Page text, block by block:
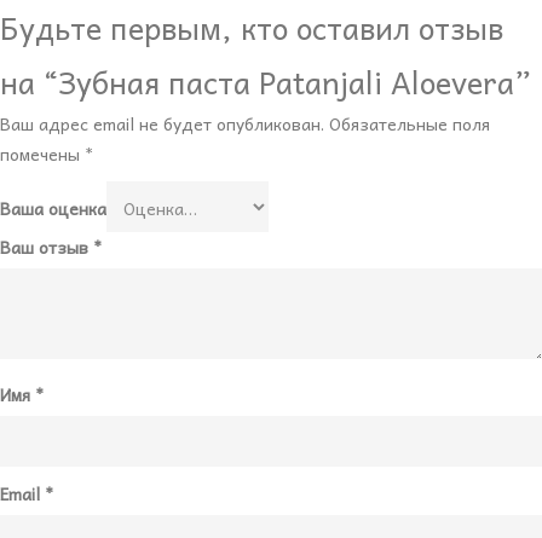
Будьте первым, кто оставил отзыв
на “Зубная паста Рatanjali Aloevera”
Ваш адрес email не будет опубликован. Обязательные поля
помечены *
Ваша оценка
Ваш отзыв *
Имя *
Email *